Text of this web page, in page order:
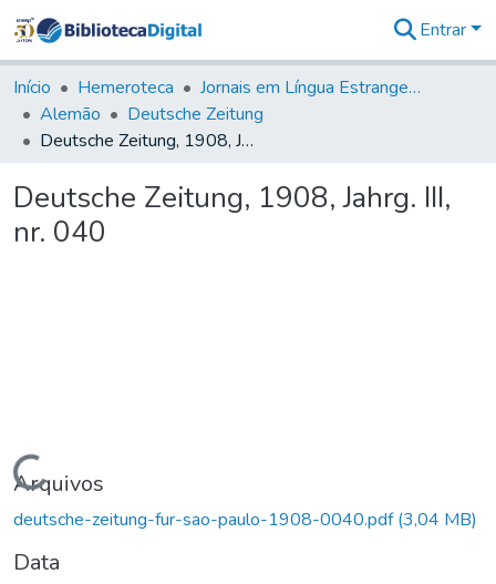
&
Coleções
Tudo na
Biblioteca
Estatísticas
Entrar
Início Hemeroteca
Jornais em Língua Estrangeira
Alemão
Deutsche Zeitung
Deutsche Zeitung, 1908, Jahrg. III, nr. 040
Deutsche Zeitung, 1908, Jahrg. III,
nr. 040
Carregando...
Arquivos
deutsche-zeitung-fur-sao-paulo-1908-0040.pdf(3,04 MB)
Data